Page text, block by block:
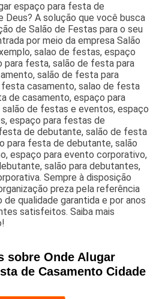
espaço para festa de
Deus? A solução que você busca
de Salão de Festas para o seu
por meio da empresa Salão
salao de festas, espaço
para festa, salão de festa para
salão de festa para
casamento, salao de festa
de casamento, espaço para
de festas e eventos, espaço
espaço para festas de
de debutante, salão de festa
para festa de debutante, salão
espaço para evento corporativo,
salão para debutantes,
Sempre à disposição
preza pela referência
qualidade garantida e por anos
satisfeitos. Saiba mais
sobre Onde Alugar
de Casamento Cidade